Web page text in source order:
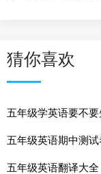
猜你喜欢
五年级学英语要不
五年级英语期中测
五年级英语翻译大全